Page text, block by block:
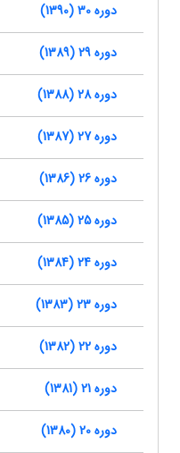
دوره 30 (1390)
دوره 29 (1389)
دوره 28 (1388)
دوره 27 (1387)
دوره 26 (1386)
دوره 25 (1385)
دوره 24 (1384)
دوره 23 (1383)
دوره 22 (1382)
دوره 21 (1381)
دوره 20 (1380)